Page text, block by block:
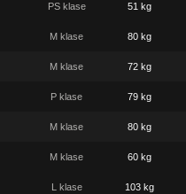
PS klase 51 kg
M klase 80 kg
M klase 72 kg
P klase 79 kg
M klase 80 kg
M klase 60 kg
L klase 103 kg